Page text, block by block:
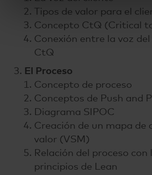
Tipos de valor para el
Concepto CtQ (Critical
Conexión entre la voz
CtQ
El Proceso
Concepto de proceso
Conceptos de Push and
Diagrama SIPOC
Creación de un mapa de
valor (VSM)
Relación del proceso con
principios de Lean